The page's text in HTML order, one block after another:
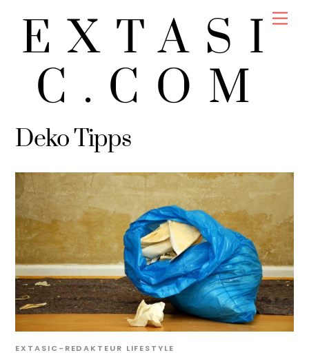
contentEXTASI
C.COM
Deko Tipps
EXTASIC-REDAKTEUR LIFESTYLE